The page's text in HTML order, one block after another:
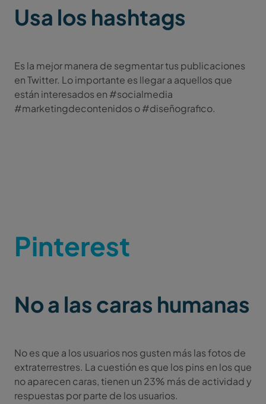
Usa los hashtags
Es la mejor manera de segmentar tus publicaciones
en Twitter. Lo importante es llegar a aquellos que
están interesados en #socialmedia
#marketingdecontenidos o #diseñografico.
Pinterest
No a las caras humanas
No es que a los usuarios nos gusten más las fotos de
extraterrestres. La cuestión es que los pins en los que
no aparecen caras, tienen un 23% más de actividad y
respuestas por parte de los usuarios.